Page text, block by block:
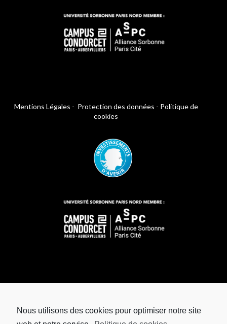
Nous utilisons des cookies pour optimiser notre site
Mentions Légales - Protection des données - Politique de
cookies